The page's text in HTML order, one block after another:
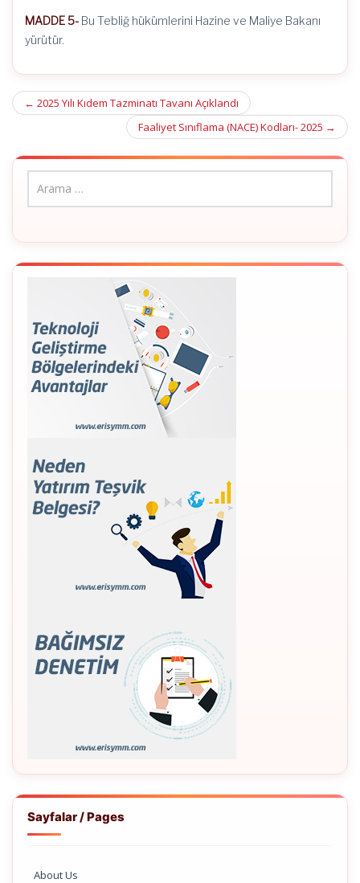
MADDE 5- Bu Tebliğ hükümlerini Hazine ve Maliye Bakanı
yürütür.
Post
navigation
← 2025 Yılı Kıdem Tazminatı Tavanı Açıklandı
Faaliyet Sınıflama (NACE) Kodları- 2025 →
Sayfalar / Pages
About Us